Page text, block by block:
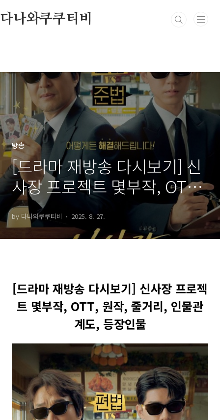
다나와쿠쿠티비
방송
[드라마 재방송 다시보기] 신
사장 프로젝트 몇부작, OTT,
원작, 줄거리, 인물관계도, 등
장인물
by 다나와쿠쿠티비 2025. 8. 27.
[드라마 재방송 다시보기] 신사장 프로젝
트 몇부작, OTT, 원작, 줄거리, 인물관
계도, 등장인물